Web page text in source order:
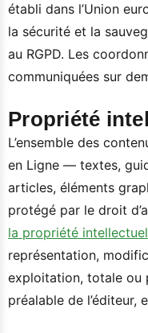
établi dans l’Union
la sécurité et la
au RGPD. Les
communiquées sur
Propriété
L’ensemble des
en Ligne — textes,
articles, éléments
protégé par le droit
la propriété
représentation,
exploitation, totale ou
préalable de l’éditeur,